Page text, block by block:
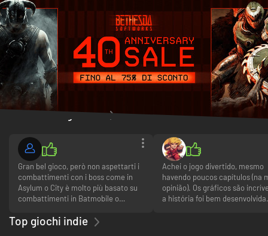
Recensioni gamers
Gran bel gioco, però non aspettarti i
combattimenti con i boss come in
Asylum o City è molto più basato su
combattimenti in Batmobile o
odiato i trofei dell'enigmista da
raccogliere per tutta Gotham per
Achei o jogo divertido, mesmo
havendo poucos capítulos (na
opinião). Os gráficos são
a história foi bem desenvolvida.
Top giochi indie